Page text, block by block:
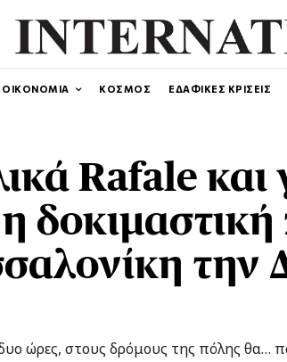
ΟΙΚΟΝΟΜΙΑ ΚΟΣΜΟΣ ΕΔΑΦΙΚΕΣ ΚΡΙΣΕΙΣ
Rafale και
την
δυο ώρες, στους δρόμους της πόλης θα…